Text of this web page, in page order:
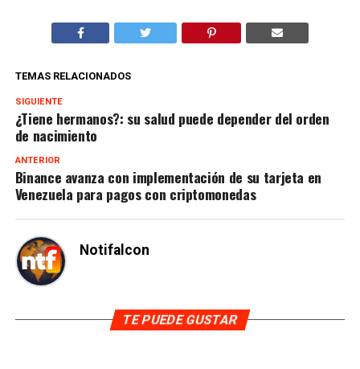
TEMAS RELACIONADOS
SIGUIENTE
¿Tiene hermanos?: su salud puede depender del orden
de nacimiento
ANTERIOR
Binance avanza con implementación de su tarjeta en
Venezuela para pagos con criptomonedas
Notifalcon
TE PUEDE GUSTAR